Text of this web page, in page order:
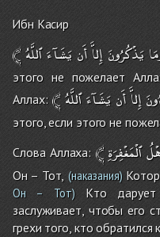
Ибн Касир
﴾ يَذْكُرُونَ إِلاَّأَن يَشَآءَٱللَّهُ
этого не пожелает
Аллах:﴾ إِلاَّأَنيَشَآءَٱللَّهُ
этого, если этого не
Слова Аллаха: ﴾ٱلْمَغْفِرَةِ
Он – Тот, (наказания)
Он – Тот)Кто дарует
заслуживает, чтобы его
грехи того, кто обратился